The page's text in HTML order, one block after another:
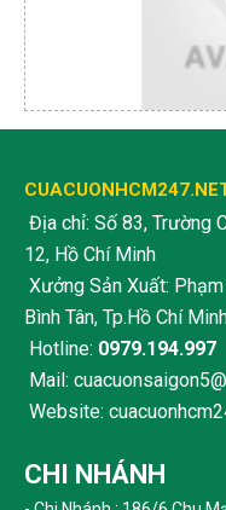
Địa chỉ: Số 83, Trường
12, Hồ Chí Minh
Xưởng Sản Xuất:
Bình Tân, Tp.Hồ Chí
Hotline: 0979.194.997
Mail:
Website:
CHI NHÁNH